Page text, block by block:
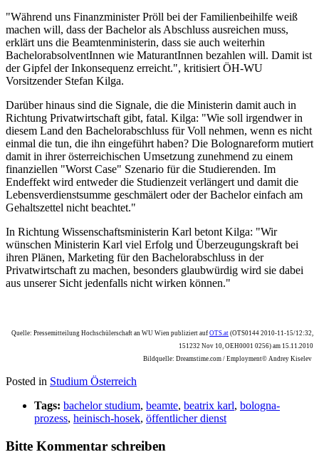
"Während uns Finanzminister Pröll bei der Familienbeihilfe weiß
machen will, dass der Bachelor als Abschluss ausreichen muss,
erklärt uns die Beamtenministerin, dass sie auch weiterhin
BachelorabsolventInnen wie MaturantInnen bezahlen will. Damit ist
der Gipfel der Inkonsequenz erreicht.", kritisiert ÖH-WU
Vorsitzender Stefan Kilga.
Darüber hinaus sind die Signale, die die Ministerin damit auch in
Richtung Privatwirtschaft gibt, fatal. Kilga: "Wie soll irgendwer in
diesem Land den Bachelorabschluss für Voll nehmen, wenn es nicht
einmal die tun, die ihn eingeführt haben? Die Bolognareform mutiert
damit in ihrer österreichischen Umsetzung zunehmend zu einem
finanziellen "Worst Case" Szenario für die Studierenden. Im
Endeffekt wird entweder die Studienzeit verlängert und damit die
Lebensverdienstsumme geschmälert oder der Bachelor einfach am
Gehaltszettel nicht beachtet."
In Richtung Wissenschaftsministerin Karl betont Kilga: "Wir
wünschen Ministerin Karl viel Erfolg und Überzeugungskraft bei
ihren Plänen, Marketing für den Bachelorabschluss in der
Privatwirtschaft zu machen, besonders glaubwürdig wird sie dabei
aus unserer Sicht jedenfalls nicht wirken können."
Quelle: Pressemitteilung Hochschülerschaft an WU Wien publiziert auf OTS.at (OTS0144 2010-11-15/12:32,
151232 Nov 10, OEH0001 0256) am 15.11.2010
Bildquelle: Dreamstime.com / Employment© Andrey Kiselev
Posted in Studium Österreich
Tags: bachelor studium, beamte, beatrix karl, bologna-
prozess, heinisch-hosek, öffentlicher dienst
Bitte Kommentar schreiben